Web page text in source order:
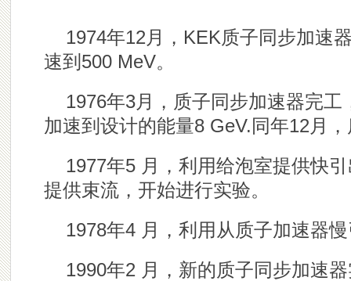
1974年12月，KEK质子同步加速
速到500 MeV。
1976年3月，质子同步加速器完
加速到设计的能量8 GeV.同年12月
1977年5 月，利用给泡室提供快
提供束流，开始进行实验。
1978年4 月，利用从质子加速器
1990年2 月，新的质子同步加速